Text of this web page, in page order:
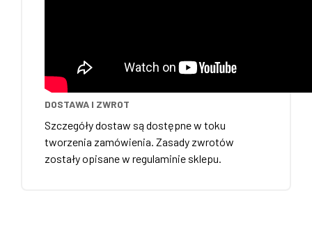
DOSTAWA I ZWROT
Szczegóły dostaw są dostępne w toku
tworzenia zamówienia. Zasady zwrotów
zostały opisane w regulaminie sklepu.